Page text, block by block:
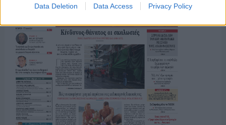
Data Deletion Data Access Privacy Policy